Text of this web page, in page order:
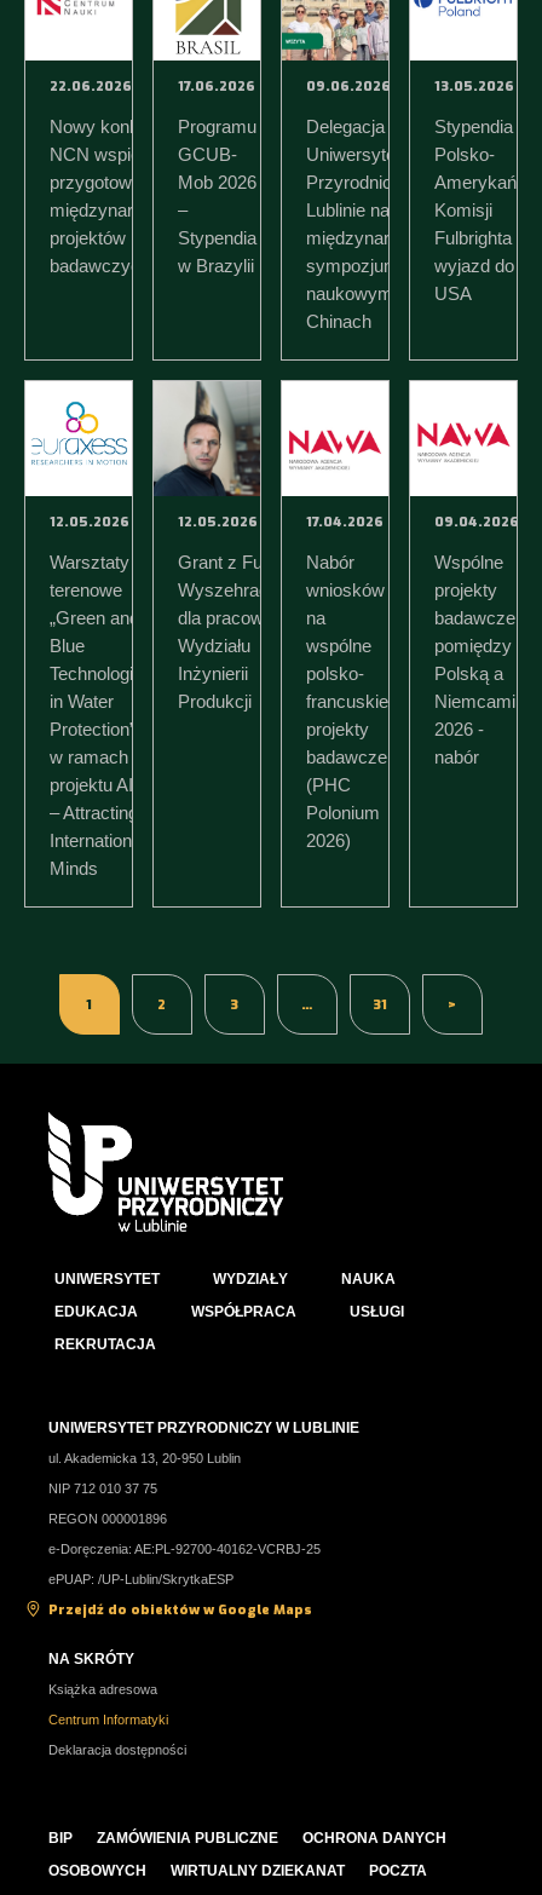
22.06.2026
Nowy konkurs
NCN wspierający
przygotowanie
międzynarodowych
projektów
badawczych
17.06.2026
Programu
GCUB-
Mob 2026
–
Stypendia
w Brazylii
09.06.2026
Delegacja
Uniwersytetu
Przyrodniczego w
Lublinie na
międzynarodowym
sympozjum
naukowym w
Chinach
13.05.2026
Stypendia
Polsko-
Komisji
Fulbrighta na
wyjazd do
USA
12.05.2026
Warsztaty
terenowe
„Green and
Blue
Technologies
in Water
Protection”
w ramach
projektu AIM
– Attracting
International
Minds
12.05.2026
Grant z Funduszu
Wyszehradzkiego
dla pracownika
Wydziału
Inżynierii
Produkcji
17.04.2026
Nabór
wniosków
na
wspólne
polsko-
francuskie
projekty
badawcze
(PHC
Polonium
2026)
09.04.2026
Wspólne
projekty
badawcze
pomiędzy
Polską a
Niemcami
2026 -
nabór
1 2 3 … 31 >
UNIWERSYTET WYDZIAŁY
NAUKA
EDUKACJA
WSPÓŁPRACA
USŁUGI
REKRUTACJA
UNIWERSYTET PRZYRODNICZY W LUBLINIE
ul. Akademicka 13, 20-950 Lublin
NIP 712 010 37 75
REGON 000001896
e-Doręczenia: AE:PL-92700-40162-VCRBJ-25
ePUAP: /UP-Lublin/SkrytkaESP
Przejdź do obiektów w Google Maps
NA SKRÓTY
Książka adresowa
Centrum Informatyki
Deklaracja dostępności
BIP ZAMÓWIENIA PUBLICZNE
OCHRONA DANYCH
OSOBOWYCH
WIRTUALNY DZIEKANAT
POCZTA